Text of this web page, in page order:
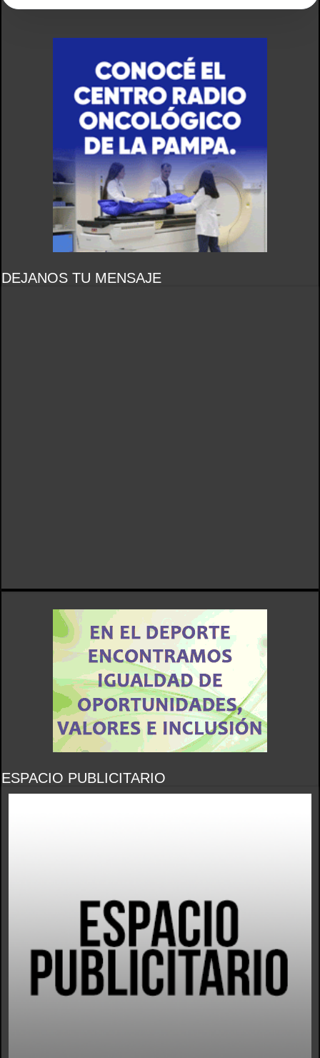
DEJANOS TU MENSAJE
ESPACIO PUBLICITARIO